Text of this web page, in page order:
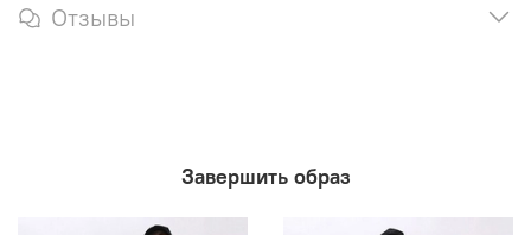
Отзывы
Завершить образ